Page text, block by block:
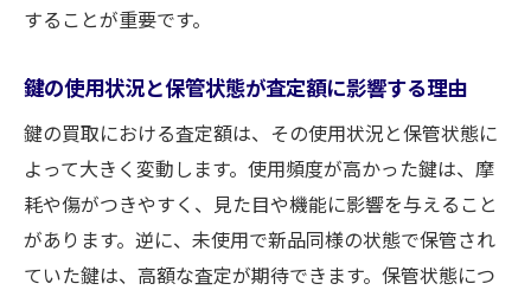
することが重要です。
鍵の使用状況と保管状態が査定額に影響する理由
鍵の買取における査定額は、その使用状況と保管状態に
よって大きく変動します。使用頻度が高かった鍵は、摩
耗や傷がつきやすく、見た目や機能に影響を与えること
があります。逆に、未使用で新品同様の状態で保管され
ていた鍵は、高額な査定が期待できます。保管状態につ